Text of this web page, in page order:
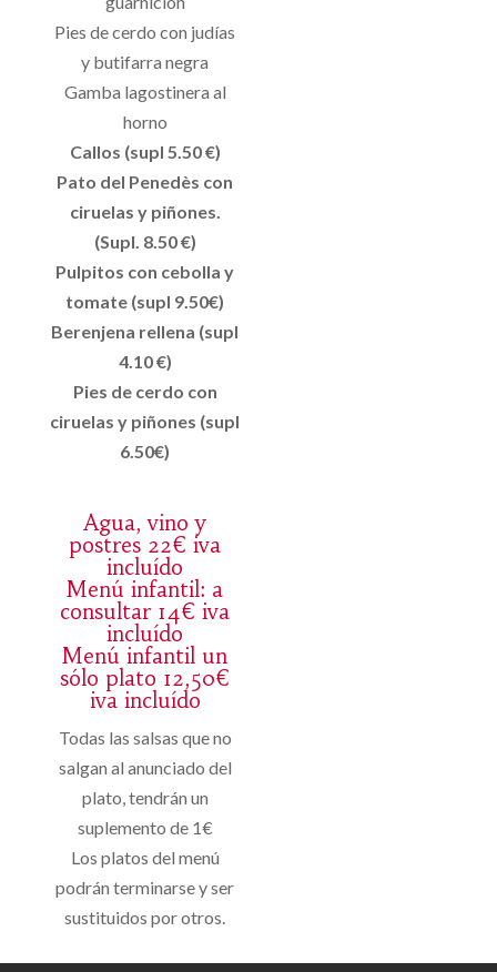
Pies de cerdo con judías
y butifarra negra
Gamba lagostinera al
horno
Callos (supl 5.50 €)
Pato del Penedès con
ciruelas y piñones.
(Supl. 8.50 €)
Pulpitos con cebolla y
tomate (supl 9.50€)
Berenjena rellena (supl
4.10 €)
Pies de cerdo con
ciruelas y piñones (supl
6.50€)
Agua, vino y
postres 22€ iva
incluído
Menú infantil: a
consultar 14€ iva
incluído
Menú infantil un
sólo plato 12,50€
iva incluído
Todas las salsas que no
salgan al anunciado del
plato, tendrán un
suplemento de 1€
Los platos del menú
podrán terminarse y ser
sustituidos por otros.